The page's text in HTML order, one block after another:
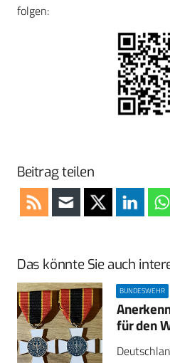
folgen:
Beitrag teilen
Das könnte Sie auch
BUNDESWEHR
für den